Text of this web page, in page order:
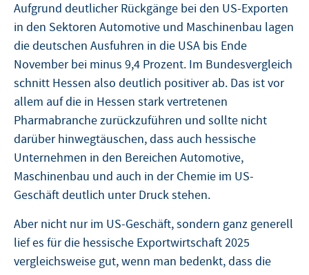
Aufgrund deutlicher Rückgänge bei den US-Exporten
in den Sektoren Automotive und Maschinenbau lagen
die deutschen Ausfuhren in die USA bis Ende
November bei minus 9,4 Prozent. Im Bundesvergleich
schnitt Hessen also deutlich positiver ab. Das ist vor
allem auf die in Hessen stark vertretenen
Pharmabranche zurückzuführen und sollte nicht
darüber hinwegtäuschen, dass auch hessische
Unternehmen in den Bereichen Automotive,
Maschinenbau und auch in der Chemie im US-
Geschäft deutlich unter Druck stehen.
Aber nicht nur im US-Geschäft, sondern ganz generell
lief es für die hessische Exportwirtschaft 2025
vergleichsweise gut, wenn man bedenkt, dass die